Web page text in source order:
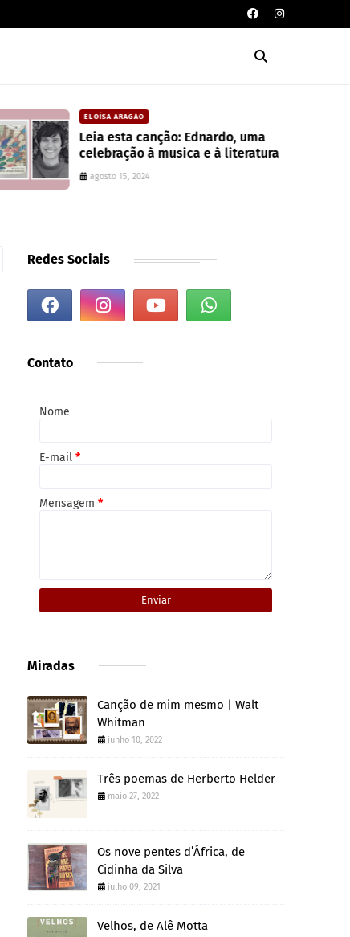
ELOÍSA ARAGÃO
Leia esta canção: Ednardo, uma
celebração à musica e à literatura
agosto 15, 2024
Redes Sociais
Contato
Nome
E-mail *
Mensagem *
Miradas
Canção de mim mesmo | Walt
Whitman
junho 10, 2022
Três poemas de Herberto Helder
maio 27, 2022
Os nove pentes d’África, de
Cidinha da Silva
julho 09, 2021
Velhos, de Alê Motta